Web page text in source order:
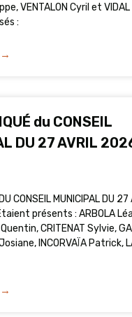
VENTALON Cyril et
:
du CONSEIL
DU 27 AVRIL
CONSEIL MUNICIPAL DU 27
présents : ARBOLA
CRITENAT Sylvie,
INCORVAÏA Patrick,